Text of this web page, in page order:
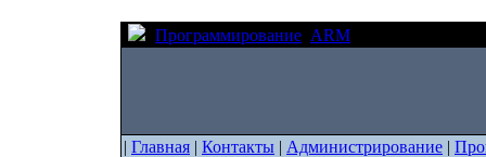
Программирование ARM
| Главная | Контакты | Администрирование |